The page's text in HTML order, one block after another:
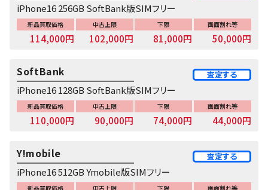
iPhone16 256GB SoftBank版SIMフリー
新品買取価格
114,000円
中古上限
102,000円
下限
81,000円
画面割れ等
50,000円
iPhone16 128GB SoftBank版SIMフリー
SoftBank 査定する
新品買取価格
110,000円
中古上限
90,000円
下限
74,000円
画面割れ等
44,000円
iPhone16 512GB Ymobile版SIMフリー
Y!mobile 査定する
新品買取価格 中古上限 下限 画面割れ等